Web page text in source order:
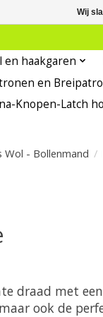
en haakgaren
en
Knopen-Latch
- Bollenmand /
draad met
ook de
Wij